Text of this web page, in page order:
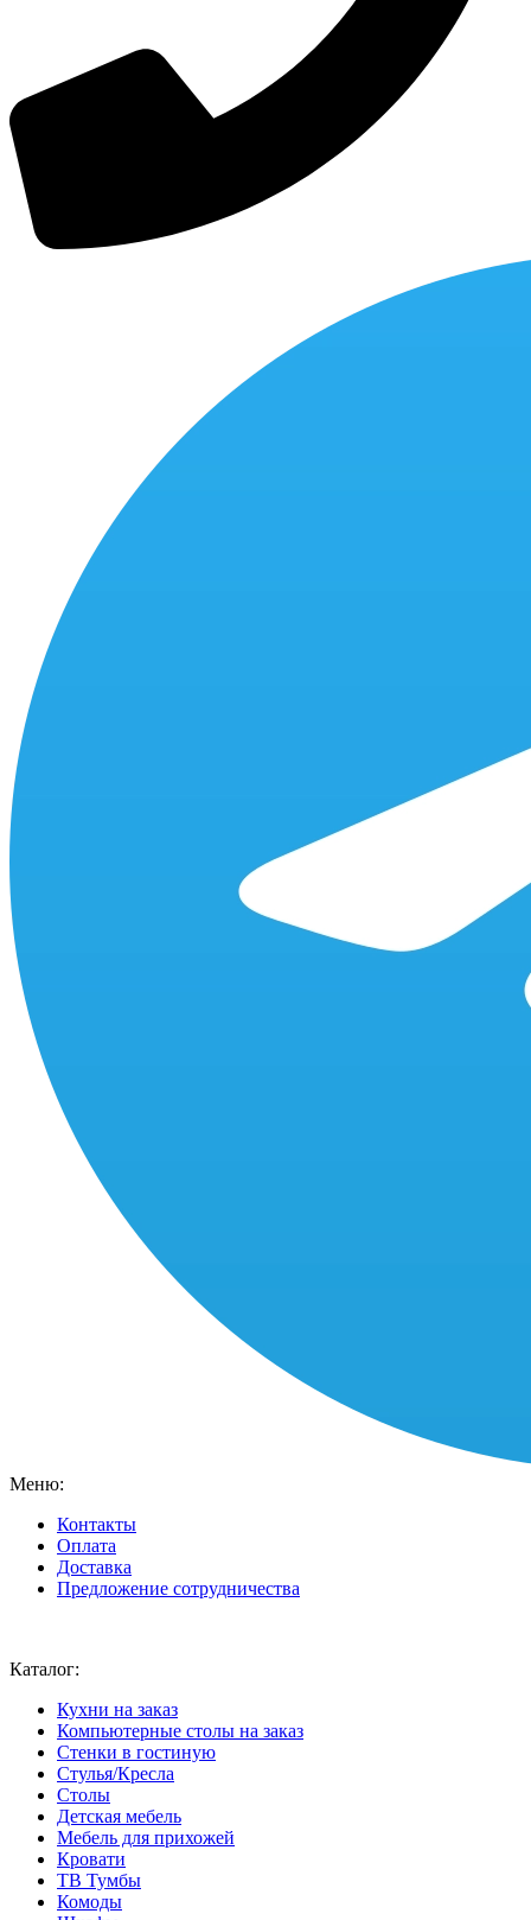
Меню:
Контакты
Оплата
Доставка
Предложение сотрудничества
Каталог:
Кухни на заказ
Компьютерные столы на заказ
Стенки в гостиную
Стулья/Кресла
Столы
Детская мебель
Мебель для прихожей
Кровати
ТВ Тумбы
Комоды